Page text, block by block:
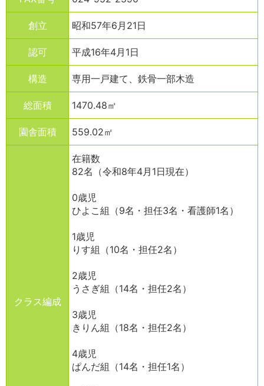
創立 昭和57年6月21日
認可 平成16年4月1日
構造 専用一戸建て、鉄骨一部木造
総面積 1470.48㎡
園舎面積 559.02㎡
クラス編成
在籍数
82名（令和8年4月1日現在）
0歳児
ひよこ組（9名・担任3名・看護師1名）
1歳児
りす組（10名・担任2名）
2歳児
うさぎ組（14名・担任2名）
3歳児
きりん組（18名・担任2名）
4歳児
ぱんだ組（14名・担任1名）